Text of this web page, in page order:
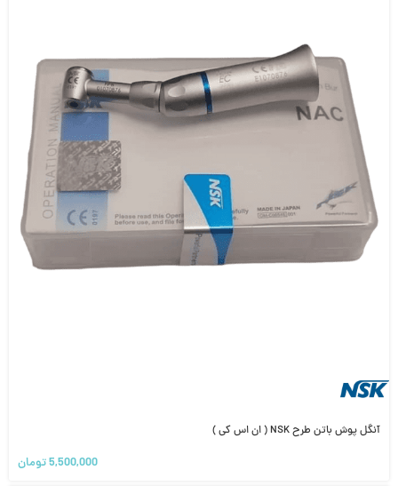
آنگل پوش باتن طرح NSK ( ان اس کی )
5,500,000تومان